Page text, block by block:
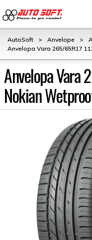
AutoSoft > Anvelope >
Anvelopa Vara 265/65R17
Anvelopa Vara
Nokian